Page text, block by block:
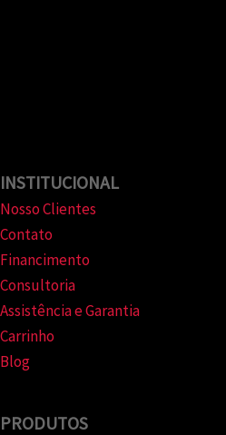
INSTITUCIONAL
Nosso Clientes
Contato
Financimento
Consultoria
Assistência e Garantia
Carrinho
Blog
PRODUTOS